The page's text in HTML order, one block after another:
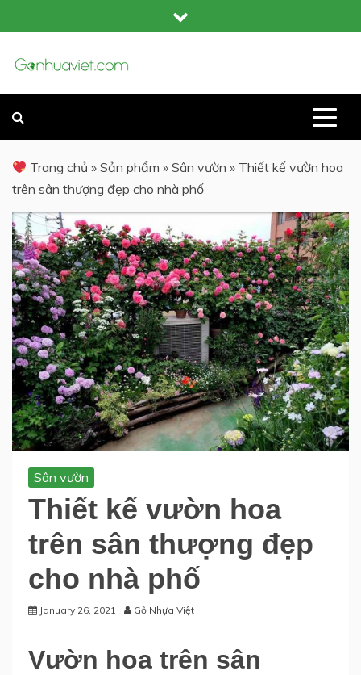
to
GỖ NHỰA VIỆT
Trang chủ »Sản phẩm »Sân vườn » Thiết kế vườn hoa
trên sân thượng đẹp cho nhà phố
Sân vườn
Thiết kế vườn hoa
trên sân thượng đẹp
cho nhà phố
January 26, 2021 Gỗ Nhựa Việt
Vườn hoa trên sân